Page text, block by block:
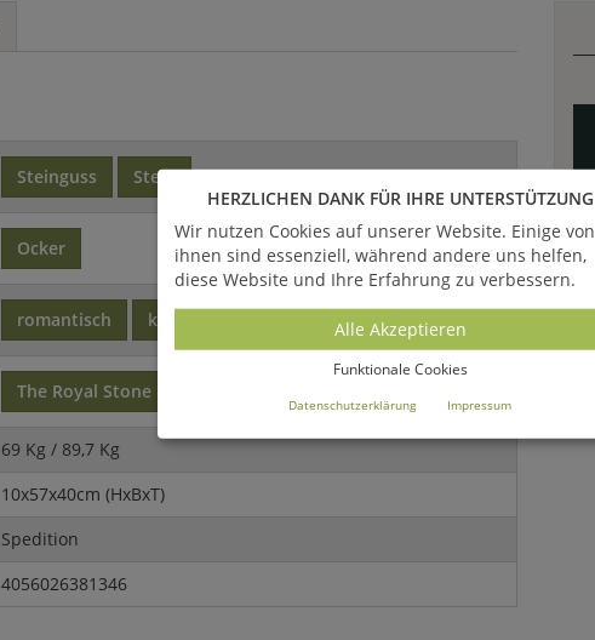
Steinguss Stein
Ocker
romantisch klassisch
The Royal Stone
69 Kg / 89,7 Kg
10x57x40cm (HxBxT)
Spedition
4056026381346
HERZLICHEN DANK FÜR IHRE UNTERSTÜTZUNG
Wir nutzen Cookies auf unserer Website. Einige von
ihnen sind essenziell, während andere uns helfen,
diese Website und Ihre Erfahrung zu verbessern.
Alle Akzeptieren
Funktionale Cookies
Datenschutzerklärung Impressum